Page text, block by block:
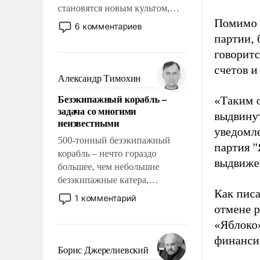
становятся новым культом,
постепенно вытесняя и
отменяя традиционное
мужественным и твердым под
ударами судьбы, брать на себя
ответственность, помогать
слабым, идти вперед и
адаптироваться.
6 комментариев
Александр Тимохин
Безэкипажный корабль –
задача со многими
неизвестными
500-тонный безэкипажный
корабль – нечто гораздо
большее, чем небольшие
безэкипажные катера,
применение которых уже
стало обыденностью. Задача по
сложна и амбициозна. Однако
и ее реализация радикально
1 комментарий
Борис Джерелиевский
Помимо
партии,
счетов
«Таким
партия
Как
отмене